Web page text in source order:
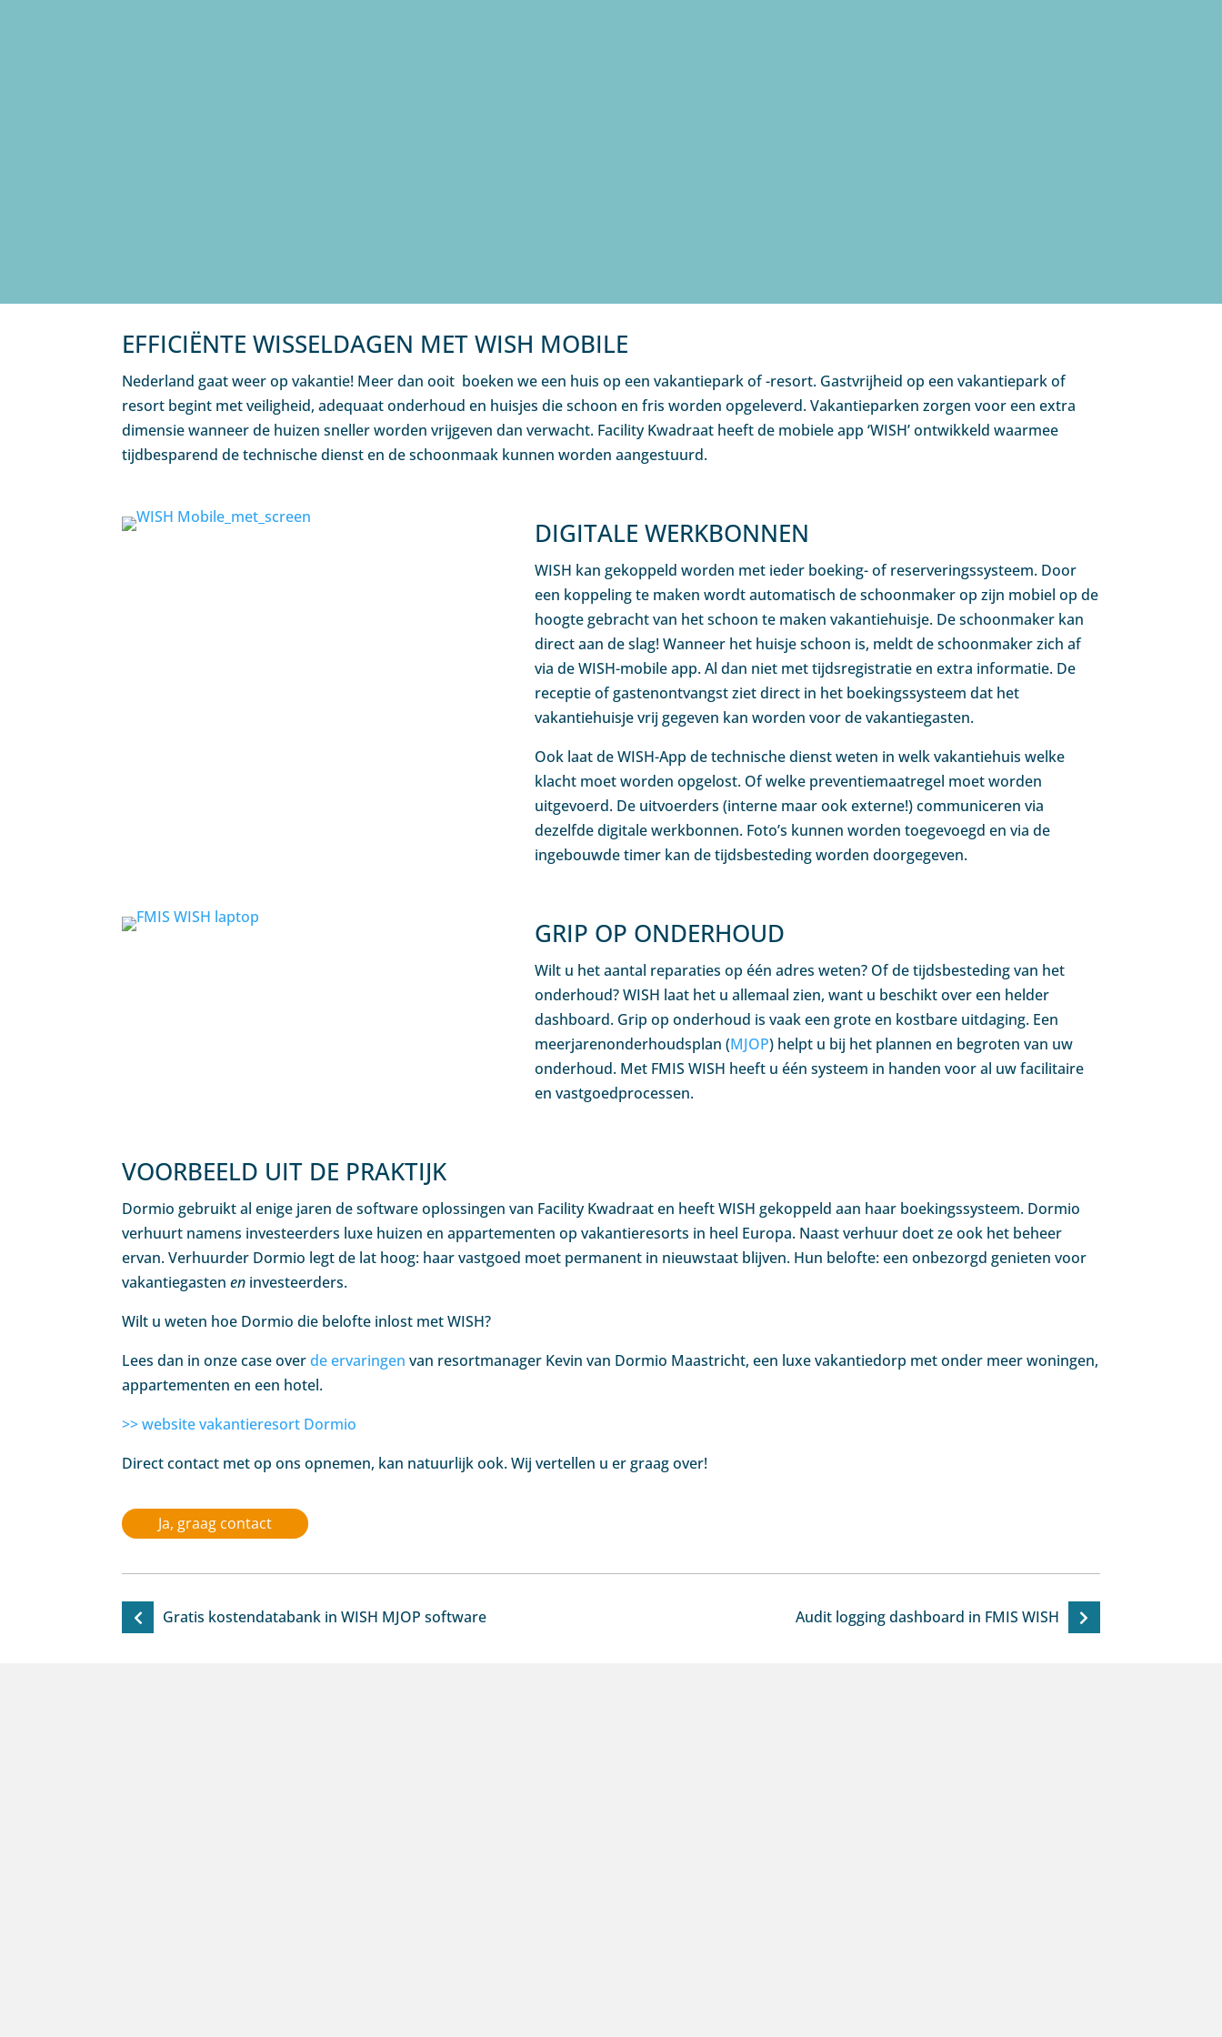
EFFICIËNTE WISSELDAGEN MET WISH MOBILE
Nederland gaat weer op vakantie! Meer dan ooit boeken we een huis op een vakantiepark of -resort. Gastvrijheid op een vakantiepark of
resort begint met veiligheid, adequaat onderhoud en huisjes die schoon en fris worden opgeleverd. Vakantieparken zorgen voor een extra
dimensie wanneer de huizen sneller worden vrijgeven dan verwacht. Facility Kwadraat heeft de mobiele app ‘WISH’ ontwikkeld waarmee
tijdbesparend de technische dienst en de schoonmaak kunnen worden aangestuurd.
DIGITALE WERKBONNEN
WISH kan gekoppeld worden met ieder boeking- of reserveringssysteem. Door
een koppeling te maken wordt automatisch de schoonmaker op zijn mobiel op de
hoogte gebracht van het schoon te maken vakantiehuisje. De schoonmaker kan
direct aan de slag! Wanneer het huisje schoon is, meldt de schoonmaker zich af
via de WISH-mobile app. Al dan niet met tijdsregistratie en extra informatie. De
receptie of gastenontvangst ziet direct in het boekingssysteem dat het
vakantiehuisje vrij gegeven kan worden voor de vakantiegasten.
Ook laat de WISH-App de technische dienst weten in welk vakantiehuis welke
klacht moet worden opgelost. Of welke preventiemaatregel moet worden
uitgevoerd. De uitvoerders (interne maar ook externe!) communiceren via
dezelfde digitale werkbonnen. Foto’s kunnen worden toegevoegd en via de
ingebouwde timer kan de tijdsbesteding worden doorgegeven.
GRIP OP ONDERHOUD
Wilt u het aantal reparaties op één adres weten? Of de tijdsbesteding van het
onderhoud? WISH laat het u allemaal zien, want u beschikt over een helder
dashboard. Grip op onderhoud is vaak een grote en kostbare uitdaging. Een
meerjarenonderhoudsplan (MJOP) helpt u bij het plannen en begroten van uw
onderhoud. Met FMIS WISH heeft u één systeem in handen voor al uw facilitaire
en vastgoedprocessen.
VOORBEELD UIT DE PRAKTIJK
Dormio gebruikt al enige jaren de software oplossingen van Facility Kwadraat en heeft WISH gekoppeld aan haar boekingssysteem. Dormio
verhuurt namens investeerders luxe huizen en appartementen op vakantieresorts in heel Europa. Naast verhuur doet ze ook het beheer
ervan. Verhuurder Dormio legt de lat hoog: haar vastgoed moet permanent in nieuwstaat blijven. Hun belofte: een onbezorgd genieten voor
vakantiegastenen investeerders.
Wilt u weten hoe Dormio die belofte inlost met WISH?
Lees dan in onze case overde ervaringen van resortmanager Kevin van Dormio Maastricht, een luxe vakantiedorp met onder meer woningen,
appartementen en een hotel.
>> website vakantieresort Dormio
Direct contact met op ons opnemen, kan natuurlijk ook. Wij vertellen u er graag over!
Ja, graag contact
Gratis kostendatabank in WISH MJOP software Audit logging dashboard in FMIS WISH